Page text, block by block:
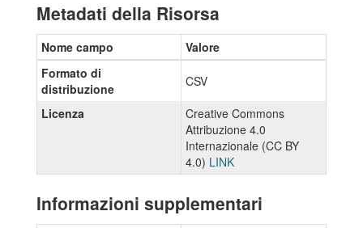
Metadati della Risorsa
Nome campo
Valore
Formato di
distribuzione
CSV
Licenza
Creative Commons
Attribuzione 4.0
Internazionale (CC BY
4.0) LINK
Informazioni supplementari